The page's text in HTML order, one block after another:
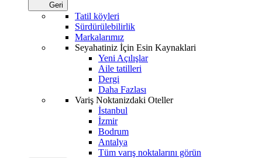
Geri
Tatil köyleri
Sürdürülebilirlik
Markalarımız
Seyahatiniz İçin Esin Kaynaklari
Yeni Açılışlar
Aile tatilleri
Dergi
Daha Fazlası
Variş Noktanizdaki Oteller
İstanbul
İzmir
Bodrum
Antalya
Tüm varış noktalarını görün